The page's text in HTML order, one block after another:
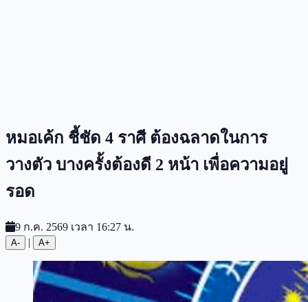
หมอเค้ก ชี้ชัด 4 ราศี ต้องฉลาดในการ
วางตัว บางครั้งต้องดี 2 หน้า เพื่อความอยู่
รอด
9 ก.ค. 2569 เวลา 16:27 น.
A- | A+